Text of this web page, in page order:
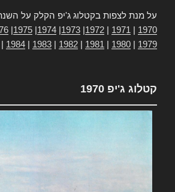
על מנת לצפות בקטלוג ג'יפ הקלק על
1970
1971
1972
1973
1974
1975
1979
1980
1981
1982
1983
1984
קטלוג ג'יפ 1970